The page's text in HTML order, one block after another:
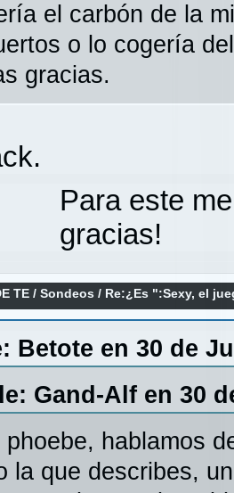
el carbón de la
o lo cogería
gracias.
Para este
gracias!
TE /Sondeos / Re:¿Es ":Sexy, el
Betote en 30 de
Gand-Alf en 30
phoebe, hablamos
la que describes,